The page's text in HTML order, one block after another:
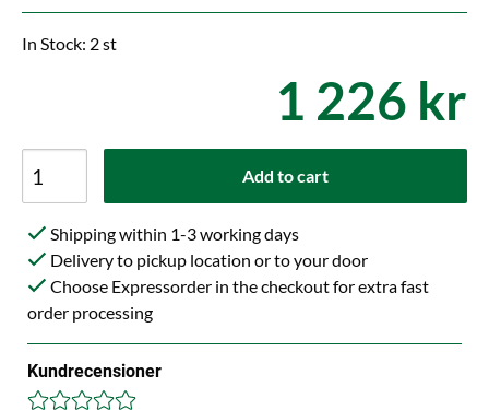
In Stock: 2 st
1 226 kr
Add to cart
Shipping within 1-3 working days
Delivery to pickup location or to your door
Choose Expressorder in the checkout for extra fast
order processing
Kundrecensioner